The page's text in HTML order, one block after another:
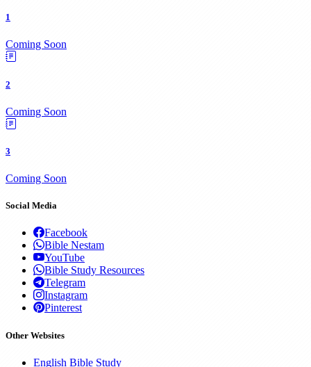
1
Coming Soon
2
Coming Soon
3
Coming Soon
Social Media
Facebook
Bible Nestam
YouTube
Bible Study Resources
Telegram
Instagram
Pinterest
Other Websites
English Bible Study